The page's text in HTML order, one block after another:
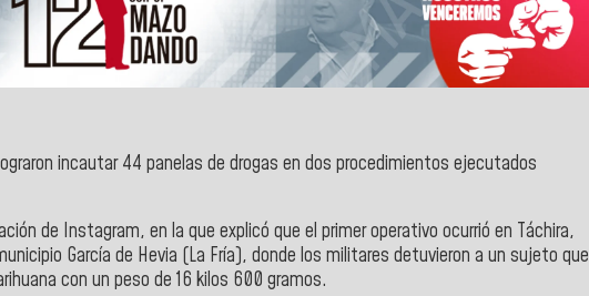
incautar 44 panelas de drogas en dos procedimientos ejecutados
de Instagram, en la que explicó que el primer operativo ocurrió en Táchira,
García de Hevia (La Fría), donde los militares detuvieron a un sujeto que
con un peso de 16 kilos 600 gramos.